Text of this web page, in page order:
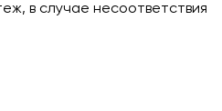
в случае несоответствия